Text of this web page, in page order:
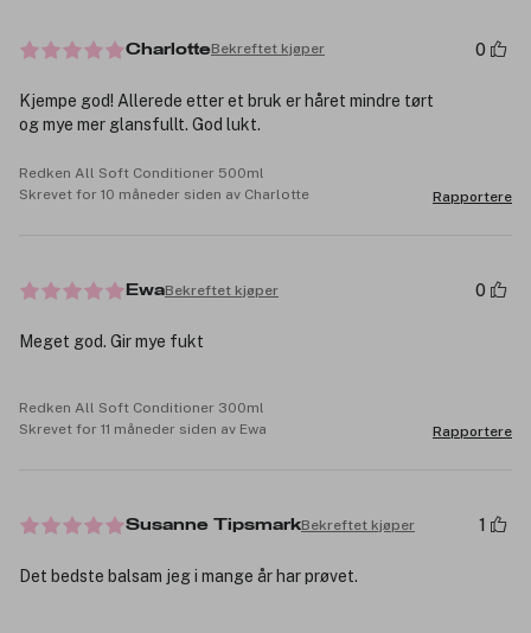
CharlotteBekreftet kjøper 0
Kjempe god! Allerede etter et bruk er håret mindre tørt
og mye mer glansfullt. God lukt.
Redken All Soft Conditioner 500ml
Skrevet for 10 måneder siden av Charlotte
Rapportere
EwaBekreftet kjøper 0
Meget god. Gir mye fukt
Redken All Soft Conditioner 300ml
Skrevet for 11 måneder siden av Ewa
Rapportere
Susanne TipsmarkBekreftet kjøper 1
Det bedste balsam jeg i mange år har prøvet.